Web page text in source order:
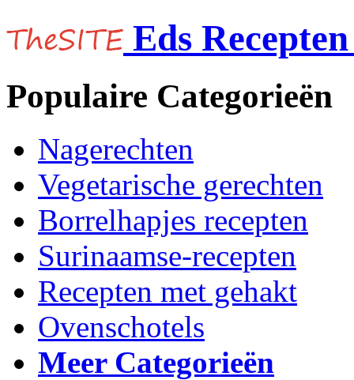
Eds
Populaire Categorieën
Nagerechten
Vegetarische gerechten
Borrelhapjes recepten
Surinaamse-recepten
Recepten met gehakt
Ovenschotels
Meer Categorieën